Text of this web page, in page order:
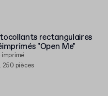
rectangulaires
"Open Me"
imprimé
250 pièces